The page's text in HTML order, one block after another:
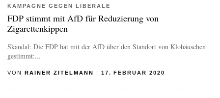
KAMPAGNE GEGEN LIBERALE
FDP stimmt mit AfD für Reduzierung von
Zigarettenkippen
Skandal: Die FDP hat mit der AfD über den Standort von Klohäuschen
gestimmt:...
VON RAINER ZITELMANN | 17. FEBRUAR 2020